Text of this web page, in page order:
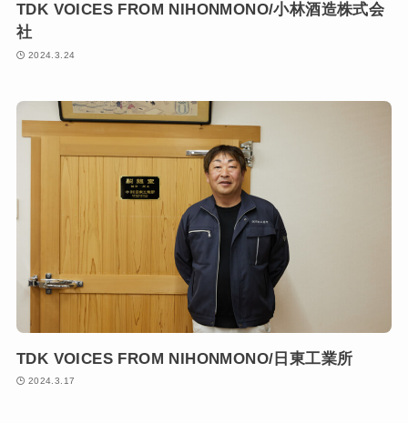
TDK VOICES FROM NIHONMONO/小林酒造株式会
社
2024.3.24
TDK VOICES FROM NIHONMONO/日東工業所
2024.3.17